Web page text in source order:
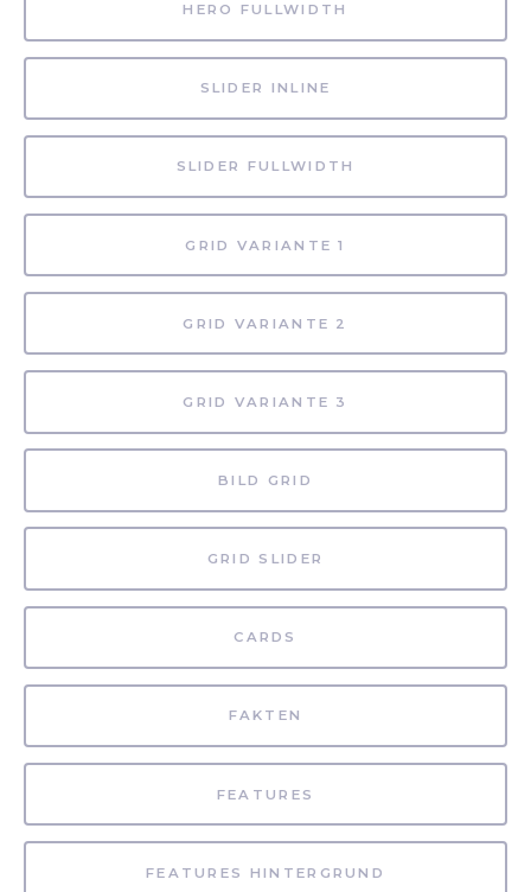
HERO FULLWIDTH
SLIDER INLINE
SLIDER FULLWIDTH
GRID VARIANTE 1
GRID VARIANTE 2
GRID VARIANTE 3
BILD GRID
GRID SLIDER
CARDS
FAKTEN
FEATURES
FEATURES HINTERGRUND